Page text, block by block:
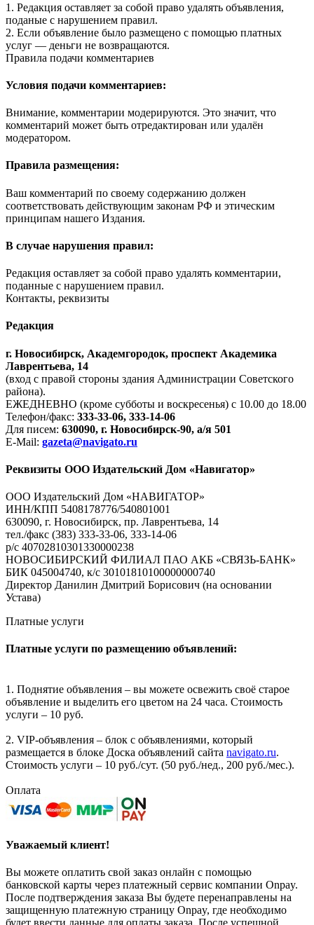
1. Редакция оставляет за собой право удалять объявления,
поданые с нарушением правил.
2. Если объявление было размещено с помощью платных
услуг — деньги не возвращаются.
Правила подачи комментариев
Условия подачи комментариев:
Внимание, комментарии модерируются. Это значит, что
комментарий может быть отредактирован или удалён
модератором.
Правила размещения:
Ваш комментарий по своему содержанию должен
соответствовать действующим законам РФ и этическим
принципам нашего Издания.
В случае нарушения правил:
Редакция оставляет за собой право удалять комментарии,
поданные с нарушением правил.
Контакты, реквизиты
Редакция
г. Новосибирск, Академгородок, проспект Академика
Лаврентьева, 14
(вход с правой стороны здания Администрации Советского
района).
ЕЖЕДНЕВНО (кроме субботы и воскресенья) с 10.00 до 18.00
Телефон/факс: 333-33-06, 333-14-06
Для писем: 630090, г. Новосибирск-90, а/я 501
E-Mail: gazeta@navigato.ru
Реквизиты ООО Издательский Дом «Навигатор»
ООО Издательский Дом «НАВИГАТОР»
ИНН/КПП 5408178776/540801001
630090, г. Новосибирск, пр. Лаврентьева, 14
тел./факс (383) 333-33-06, 333-14-06
р/с 40702810301330000238
НОВОСИБИРСКИЙ ФИЛИАЛ ПАО АКБ «СВЯЗЬ-БАНК»
БИК 045004740, к/с 30101810100000000740
Директор Данилин Дмитрий Борисович (на основании
Устава)
Платные услуги
Платные услуги по размещению объявлений:
1. Поднятие объявления – вы можете освежить своё старое
объявление и выделить его цветом на 24 часа. Стоимость
услуги – 10 руб.
2. VIP-объявления – блок с объявлениями, который
размещается в блоке Доска объявлений сайта navigato.ru.
Стоимость услуги – 10 руб./сут. (50 руб./нед., 200 руб./мес.).
Оплата
Уважаемый клиент!
Вы можете оплатить свой заказ онлайн с помощью
банковской карты через платежный сервис компании Onpay.
После подтверждения заказа Вы будете перенаправлены на
защищенную платежную страницу Onpay, где необходимо